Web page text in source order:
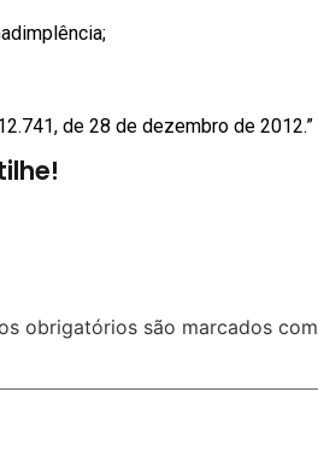
de 28 de dezembro de 2012.”
obrigatórios são marcados com